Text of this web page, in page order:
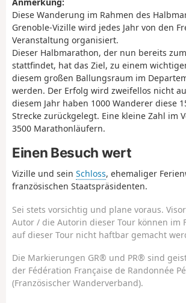
Diese Wanderung im Rahmen des
Grenoble-Vizille wird jedes Jahr von den
Veranstaltung organisiert.
Dieser Halbmarathon, der nun bereits
stattfindet, hat das Ziel, zu einem
diesem großen Ballungsraum im
werden. Der Erfolg wird zweifellos nicht
diesem Jahr haben 1000 Wanderer diese
Strecke zurückgelegt. Eine kleine Zahl im
3500 Marathonläufern.
Einen Besuch wert
Vizille und sein Schloss, ehemaliger
französischen Staatspräsidenten.
Sei stets vorsichtig und plane voraus.
Autor / die Autorin dieser Tour können im
auf dieser Tour nicht haftbar gemacht
Die Markierungen GR® und PR® sind
der Fédération Française de Randonnée
(Französischer Wanderverband).